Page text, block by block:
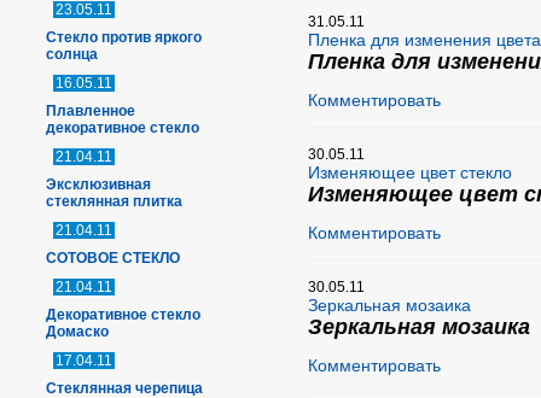
23.05.11
Стекло против яркого
солнца
16.05.11
Плавленное
декоративное стекло
21.04.11
Эксклюзивная
стеклянная плитка
21.04.11
СОТОВОЕ СТЕКЛО
21.04.11
Декоративное стекло
Домаско
17.04.11
Стеклянная черепица
31.05.11
Пленка для изменения
Пленка для
Комментировать
30.05.11
Изменяющее цвет стекло
Изменяющее цвет
Комментировать
30.05.11
Зеркальная мозаика
Зеркальная мозаика
Комментировать